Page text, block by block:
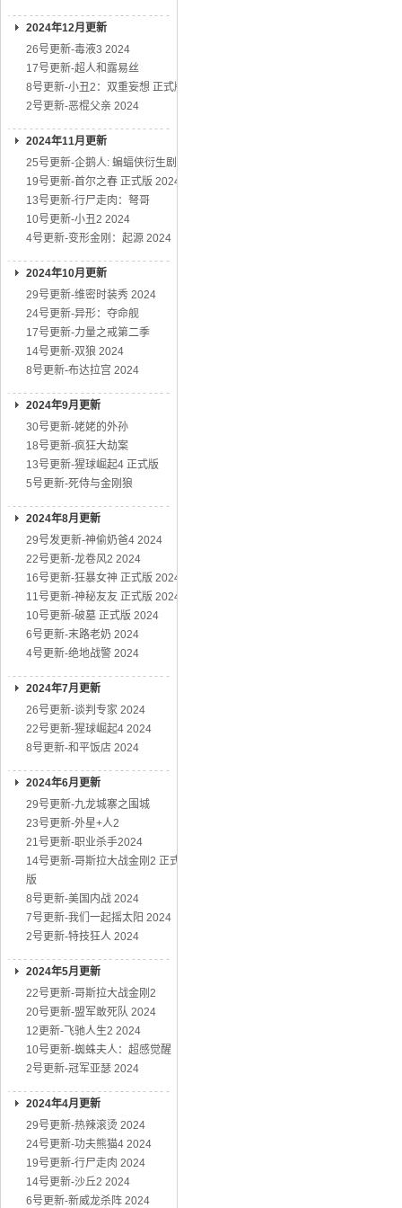
2024年12月更新
26号更新-毒液3 2024
17号更新-超人和露易丝
8号更新-小丑2：双重妄想 正式版
2号更新-恶棍父亲 2024
2024年11月更新
25号更新-企鹅人: 蝙蝠侠衍生剧
19号更新-首尔之春 正式版 2024
13号更新-行尸走肉：弩哥
10号更新-小丑2 2024
4号更新-变形金刚：起源 2024
2024年10月更新
29号更新-维密时装秀 2024
24号更新-异形：夺命舰
17号更新-力量之戒第二季
14号更新-双狼 2024
8号更新-布达拉宫 2024
2024年9月更新
30号更新-姥姥的外孙
18号更新-疯狂大劫案
13号更新-猩球崛起4 正式版
5号更新-死侍与金刚狼
2024年8月更新
29号发更新-神偷奶爸4 2024
22号更新-龙卷风2 2024
16号更新-狂暴女神 正式版 2024
11号更新-神秘友友 正式版 2024
10号更新-破墓 正式版 2024
6号更新-末路老奶 2024
4号更新-绝地战警 2024
2024年7月更新
26号更新-谈判专家 2024
22号更新-猩球崛起4 2024
8号更新-和平饭店 2024
2024年6月更新
29号更新-九龙城寨之围城
23号更新-外星+人2
21号更新-职业杀手2024
14号更新-哥斯拉大战金刚2 正式
版
8号更新-美国内战 2024
7号更新-我们一起摇太阳 2024
2号更新-特技狂人 2024
2024年5月更新
22号更新-哥斯拉大战金刚2
20号更新-盟军敢死队 2024
12更新-飞驰人生2 2024
10号更新-蜘蛛夫人：超感觉醒
2号更新-冠军亚瑟 2024
2024年4月更新
29号更新-热辣滚烫 2024
24号更新-功夫熊猫4 2024
19号更新-行尸走肉 2024
14号更新-沙丘2 2024
6号更新-新威龙杀阵 2024